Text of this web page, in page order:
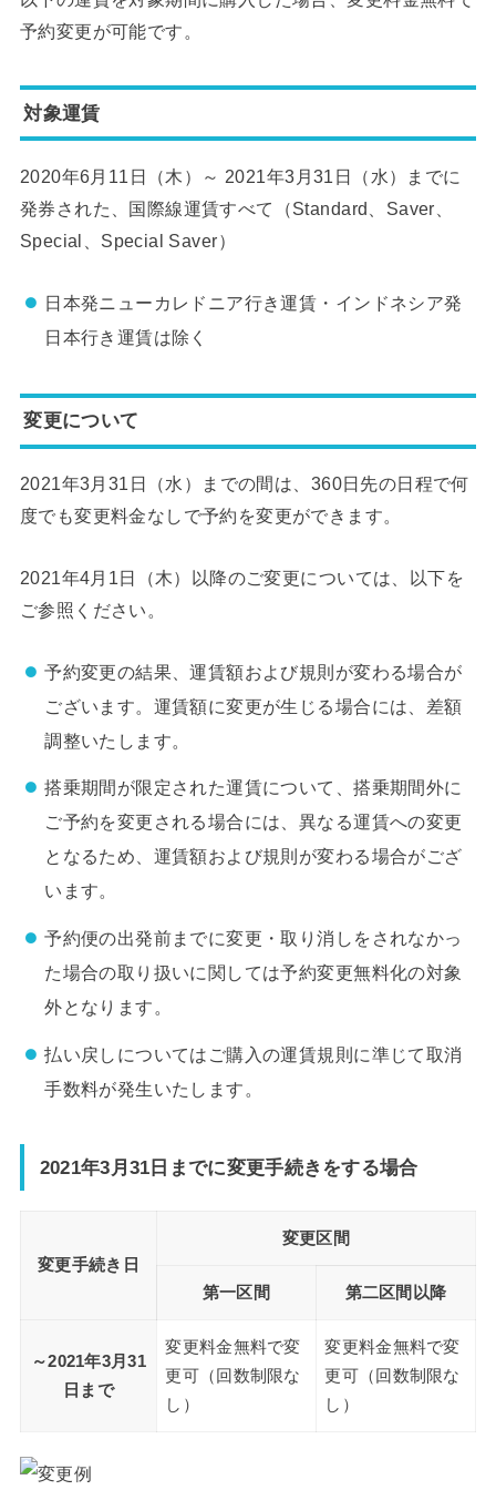
予約変更が可能です。
対象運賃
2020年6月11日（木）～ 2021年3月31日（水）までに
発券された、国際線運賃すべて（Standard、Saver、
Special、Special Saver）
日本発ニューカレドニア行き運賃・インドネシア発
日本行き運賃は除く
変更について
2021年3月31日（水）までの間は、360日先の日程で何
度でも変更料金なしで予約を変更ができます。
2021年4月1日（木）以降のご変更については、以下を
ご参照ください。
予約変更の結果、運賃額および規則が変わる場合が
ございます。運賃額に変更が生じる場合には、差額
調整いたします。
搭乗期間が限定された運賃について、搭乗期間外に
ご予約を変更される場合には、異なる運賃への変更
となるため、運賃額および規則が変わる場合がござ
います。
予約便の出発前までに変更・取り消しをされなかっ
た場合の取り扱いに関しては予約変更無料化の対象
外となります。
払い戻しについてはご購入の運賃規則に準じて取消
手数料が発生いたします。
2021年3月31日までに変更手続きをする場合
変更手続き日
変更区間
第一区間 第二区間以降
～2021年3月31
日まで
変更料金無料で変
更可（回数制限な
し）
変更料金無料で変
更可（回数制限な
し）